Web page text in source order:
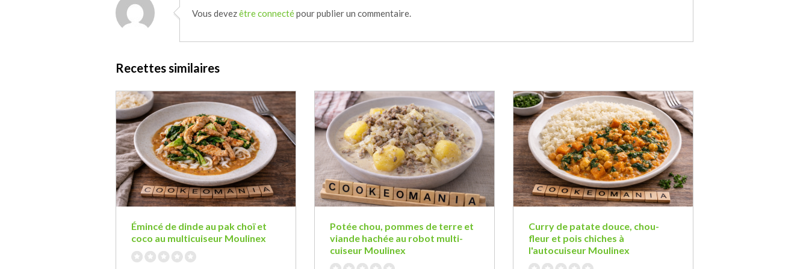
Vous devezêtre connectépour publier un commentaire.
Recettes similaires
Émincé de dinde au pak choï et
coco au multicuiseur Moulinex
Potée chou, pommes de terre et
viande hachée au robot multi-
cuiseur Moulinex
Curry de patate douce, chou-
fleur et pois chiches à
l'autocuiseur Moulinex